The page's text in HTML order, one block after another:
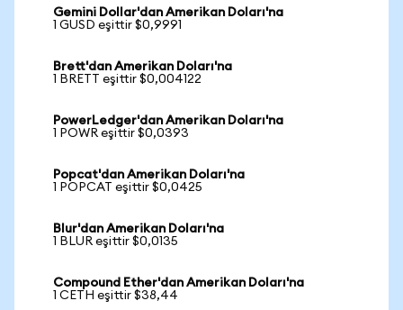
Gemini Dollar'dan Amerikan Doları'na
1 GUSD eşittir $0,9991
Brett'dan Amerikan Doları'na
1 BRETT eşittir $0,004122
PowerLedger'dan Amerikan Doları'na
1 POWR eşittir $0,0393
Popcat'dan Amerikan Doları'na
1 POPCAT eşittir $0,0425
Blur'dan Amerikan Doları'na
1 BLUR eşittir $0,0135
Compound Ether'dan Amerikan Doları'na
1 CETH eşittir $38,44